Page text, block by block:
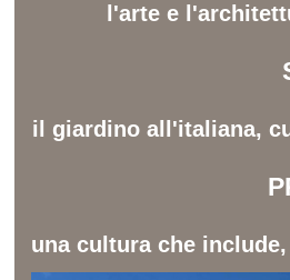
l'arte e
il giardino all'italiana,
una cultura che